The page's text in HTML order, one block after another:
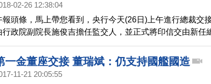
02-26 12:38:04
報頭條，馬上帶您看到，央行今天(26日)上午進行總裁交
行政院副院長施俊吉擔任監交人，並正式將印信交由新任
，也象徵20年來，14A總裁彭淮南的時代，正式落幕。
一金董座交接 董瑞斌：仍支持國艦國造
11-21 20:05:55